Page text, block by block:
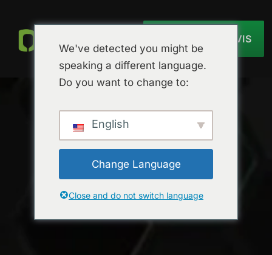
OBTENIR UN DEVIS
We've detected you might be
speaking a different language.
Do you want to change to:
English
Change Language
Close and do not switch language